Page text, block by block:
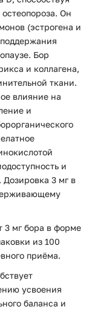
Он
(эстрогена и
Бор
и коллагена,
ткани.
влияние на
и
и
3 мг в
3 мг бора в форме
из 100
приёма.
усвоения
баланса и